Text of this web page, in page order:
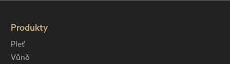
Produkty
Pleť
Vůně